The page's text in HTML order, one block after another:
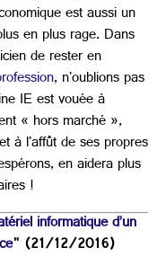
est aussi un
en plus rage. Dans
de rester en
, n'oublions pas
IE est vouée à
« hors marché »,
à l'affût de ses propres
en aidera plus
!
informatique d’un
" (21/12/2016)